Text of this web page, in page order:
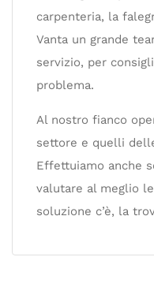
carpenteria, la
Vanta un grande
servizio, per
problema.
Al nostro fianco
settore e quelli
Effettuiamo anche
valutare al meglio
soluzione c’è, la